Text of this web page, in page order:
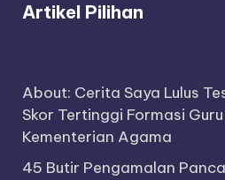
Artikel Pilihan
About: Cerita Saya Lulus
Skor Tertinggi Formasi
Kementerian Agama
45 Butir Pengamalan